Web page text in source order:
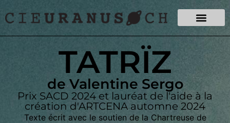
TATRÏZ
de Valentine Sergo
Prix SACD 2024 et lauréat de l'aide à la
création d'ARTCENA automne 2024
Texte écrit avec le soutien de la Chartreuse de